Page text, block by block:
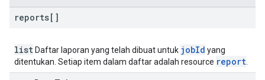
reports[]
list Daftar laporan yang telah dibuat untuk jobId yang
ditentukan. Setiap item dalam daftar adalah resource report